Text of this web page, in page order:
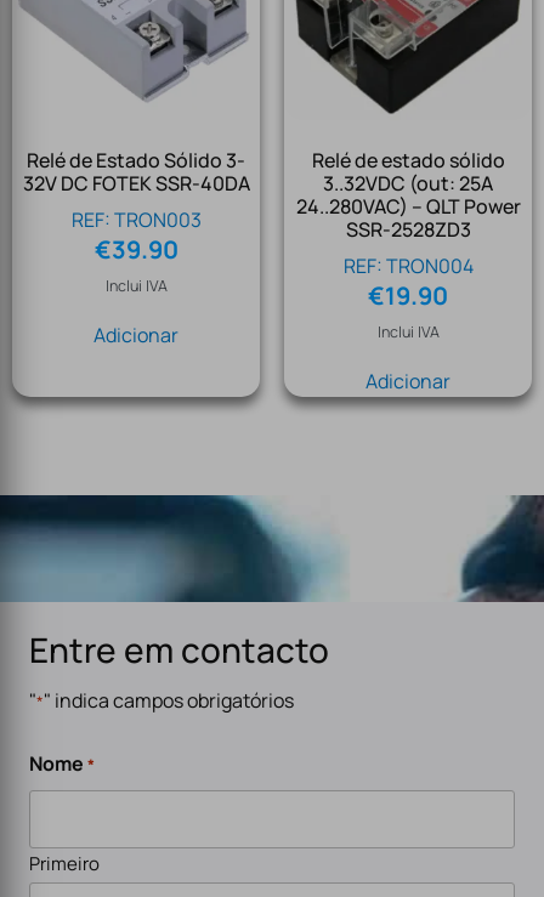
Relé de Estado Sólido 3-
32V DC FOTEK SSR-40DA
REF: TRON003
€39.90
Inclui IVA
Adicionar
Relé de estado sólido
3..32VDC (out: 25A
24..280VAC) – QLT Power
SSR-2528ZD3
REF: TRON004
€19.90
Inclui IVA
Adicionar
Entre em contacto
"*" indica campos obrigatórios
Nome *
Primeiro